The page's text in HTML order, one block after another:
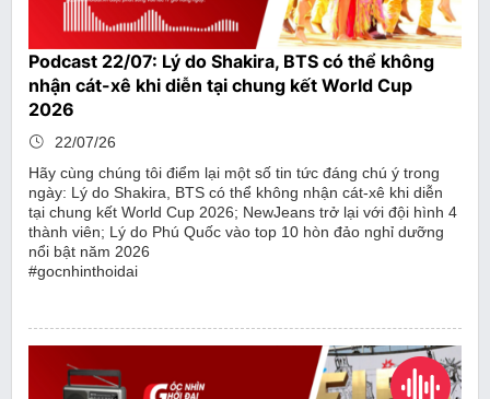
Podcast 22/07: Lý do Shakira, BTS có thể không
nhận cát-xê khi diễn tại chung kết World Cup
2026
22/07/26
Hãy cùng chúng tôi điểm lại một số tin tức đáng chú ý trong
ngày: Lý do Shakira, BTS có thể không nhận cát-xê khi diễn
tại chung kết World Cup 2026; NewJeans trở lại với đội hình 4
thành viên; Lý do Phú Quốc vào top 10 hòn đảo nghỉ dưỡng
nổi bật năm 2026
#gocnhinthoidai